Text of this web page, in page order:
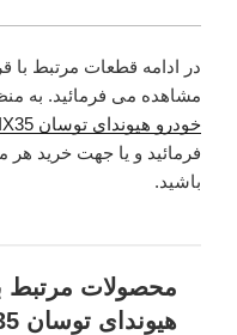
مشاهده می فرمائید. به
خودرو هیوندای توسان IX35
فرمائید و یا جهت خرید
باشید.
محصولات مرتبط
هیوندای توسان IX35